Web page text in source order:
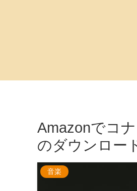
Amazonでコ
のダウンロー
音楽